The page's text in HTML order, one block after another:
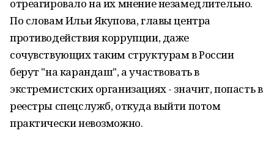
отреагировало на их мнение незамедлительно.
По словам Ильи Якупова, главы центра
противодействия коррупции, даже
сочувствующих таким структурам в России
берут "на карандаш", а участвовать в
экстремистских организациях - значит, попасть в
реестры спецслужб, откуда выйти потом
практически невозможно.